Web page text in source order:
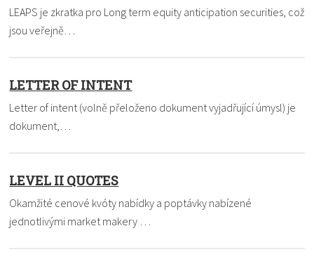
LEAPS je zkratka pro Long term equity anticipation securities, což
jsou veřejně…
LETTER OF INTENT
Letter of intent (volně přeloženo dokument vyjadřující úmysl) je
dokument,…
LEVEL II QUOTES
Okamžité cenové kvóty nabídky a poptávky nabízené
jednotlivými market makery …